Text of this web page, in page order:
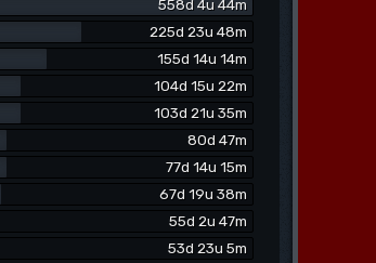
558d 4u 44m
225d 23u 48m
155d 14u 14m
104d 15u 22m
103d 21u 35m
80d 47m
77d 14u 15m
67d 19u 38m
55d 2u 47m
53d 23u 5m